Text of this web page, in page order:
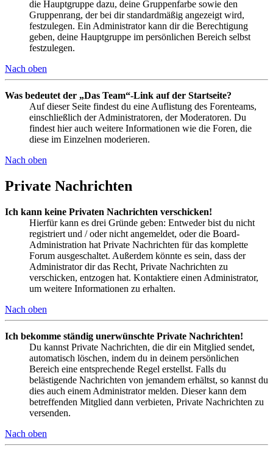
die Hauptgruppe dazu, deine Gruppenfarbe sowie den
Gruppenrang, der bei dir standardmäßig angezeigt wird,
festzulegen. Ein Administrator kann dir die Berechtigung
geben, deine Hauptgruppe im persönlichen Bereich selbst
festzulegen.
Nach oben
Was bedeutet der „Das Team“-Link auf der Startseite?
Auf dieser Seite findest du eine Auflistung des Forenteams,
einschließlich der Administratoren, der Moderatoren. Du
findest hier auch weitere Informationen wie die Foren, die
diese im Einzelnen moderieren.
Nach oben
Private Nachrichten
Ich kann keine Privaten Nachrichten verschicken!
Hierfür kann es drei Gründe geben: Entweder bist du nicht
registriert und / oder nicht angemeldet, oder die Board-
Administration hat Private Nachrichten für das komplette
Forum ausgeschaltet. Außerdem könnte es sein, dass der
Administrator dir das Recht, Private Nachrichten zu
verschicken, entzogen hat. Kontaktiere einen Administrator,
um weitere Informationen zu erhalten.
Nach oben
Ich bekomme ständig unerwünschte Private Nachrichten!
Du kannst Private Nachrichten, die dir ein Mitglied sendet,
automatisch löschen, indem du in deinem persönlichen
Bereich eine entsprechende Regel erstellst. Falls du
belästigende Nachrichten von jemandem erhältst, so kannst du
dies auch einem Administrator melden. Dieser kann dem
betreffenden Mitglied dann verbieten, Private Nachrichten zu
versenden.
Nach oben